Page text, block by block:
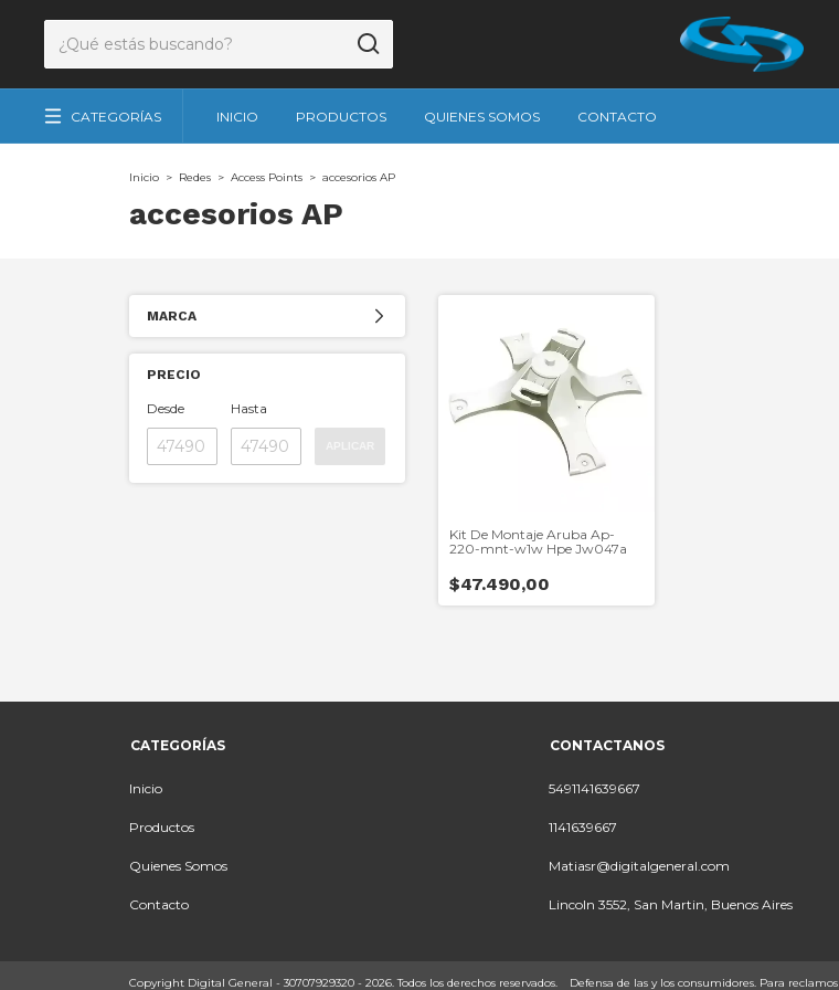
CATEGORÍAS INICIO PRODUCTOS QUIENES SOMOS CONTACTO
Inicio > Redes > Access Points > accesorios AP
accesorios AP
MARCA
PRECIO
Desde Hasta
Kit De Montaje Aruba Ap-
220-mnt-w1w Hpe Jw047a
$47.490,00
CATEGORÍAS
Inicio
Productos
Quienes Somos
Contacto
CONTACTANOS
5491141639667
1141639667
Matiasr@digitalgeneral.com
Lincoln 3552, San Martin, Buenos Aires
Copyright Digital General - 30707929320 - 2026. Todos los derechos reservados. Defensa de las y los consumidores. Para reclamos